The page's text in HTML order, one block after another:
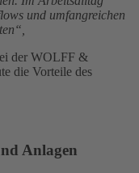
und umfangreichen
der WOLFF &
die Vorteile des
Anlagen